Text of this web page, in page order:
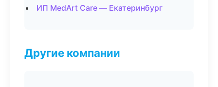
ИП MedArt Care — Екатеринбург
Другие компании